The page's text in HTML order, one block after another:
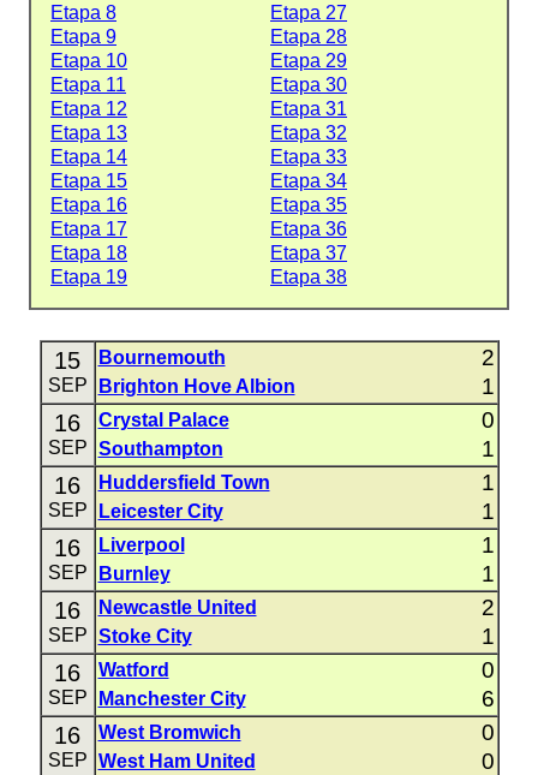
Etapa 8
Etapa 27
Etapa 9
Etapa 28
Etapa 10
Etapa 29
Etapa 11
Etapa 30
Etapa 12
Etapa 31
Etapa 13
Etapa 32
Etapa 14
Etapa 33
Etapa 15
Etapa 34
Etapa 16
Etapa 35
Etapa 17
Etapa 36
Etapa 18
Etapa 37
Etapa 19
Etapa 38
15
SEP
Bournemouth 2
Brighton Hove Albion 1
16
SEP
Crystal Palace 0
Southampton 1
16
SEP
Huddersfield Town 1
Leicester City 1
16
SEP
Liverpool 1
Burnley 1
16
SEP
Newcastle United 2
Stoke City 1
16
SEP
Watford 0
Manchester City 6
16
SEP
West Bromwich 0
West Ham United 0